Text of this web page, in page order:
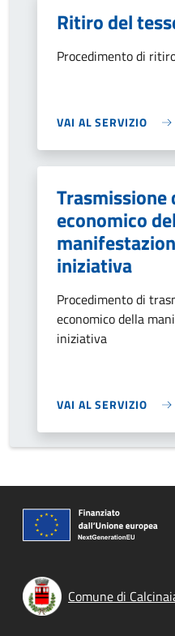
Ritiro del
Procedimento di
VAI AL SERVIZIO
economico
iniziativa
Procedimento di
economico della
iniziativa
VAI AL SERVIZIO
Comune di